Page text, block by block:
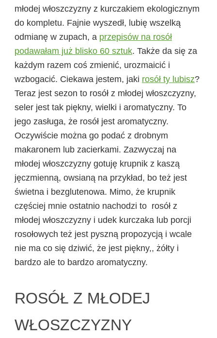
młodej włoszczyzny z kurczakiem ekologicznym
do kompletu. Fajnie wyszedł, lubię wszelką
odmianę w zupach, a przepisów na rosół
podawałam już blisko 60 sztuk. Także da się za
każdym razem coś zmienić, urozmaicić i
wzbogacić. Ciekawa jestem, jaki rosół ty lubisz?
Teraz jest sezon to rosół z młodej włoszczyzny,
seler jest tak piękny, wielki i aromatyczny. To
jego zasługa, że rosół jest aromatyczny.
Oczywiście można go podać z drobnym
makaronem lub zacierkami. Zazwyczaj na
młodej włoszczyzny gotuję krupnik z kaszą
jęczmienną, owsianą na przykład, bo też jest
świetna i bezglutenowa. Mimo, że krupnik
częściej mnie ostatnio nachodzi to rosół z
młodej włoszczyzny i udek kurczaka lub porcji
rosołowych też jest pyszną propozycją i wcale
nie ma co się dziwić, że jest piękny,, żółty i
bardzo ale to bardzo aromatyczny.
ROSÓŁ Z MŁODEJ
WŁOSZCZYZNY